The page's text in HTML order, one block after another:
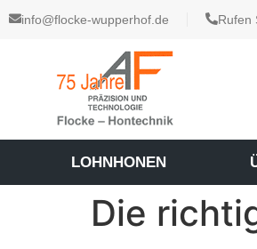
info@flocke-wupperhof.de Rufen
LOHNHONEN
Die